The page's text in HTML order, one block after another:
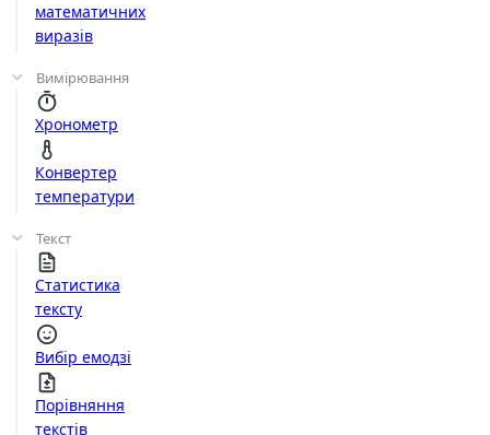
математичних
виразів
Вимірювання
Хронометр
Конвертер
температури
Текст
Статистика
тексту
Вибір емодзі
Порівняння
текстів